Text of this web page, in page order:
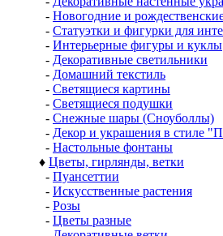
- Новогодние и
- Статуэтки и фигурки для
- Интерьерные фигуры и куклы
- Декоративные светильники
- Домашний текстиль
- Светящиеся картины
- Светящиеся подушки
- Снежные шары (Сноуболлы)
- Декор и украшения в стиле
- Настольные фонтаны
♦ Цветы, гирлянды, ветки
- Пуансеттии
- Искусственные растения
- Розы
- Цветы разные